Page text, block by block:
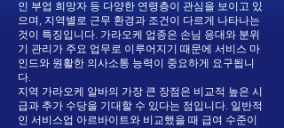
인 부업 희망자 등 다양한 연령층이 관심을 보이고 있
으며, 지역별로 근무 환경과 조건이 다르게 나타나는
것이 특징입니다. 가라오케 업종은 손님 응대와 분위
기 관리가 주요 업무로 이루어지기 때문에 서비스 마
인드와 원활한 의사소통 능력이 중요하게 요구됩니
다.
지역 가라오케 알바의 가장 큰 장점은 비교적 높은 시
급과 추가 수당을 기대할 수 있다는 점입니다. 일반적
인 서비스업 아르바이트와 비교했을 때 급여 수준이